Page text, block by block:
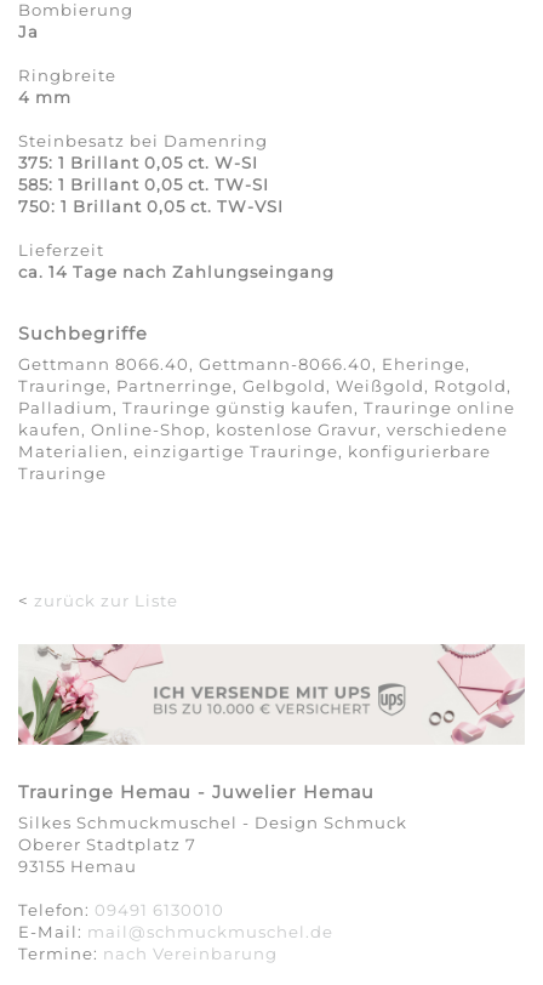
Bombierung
Ja
Ringbreite
4 mm
Steinbesatz bei Damenring
375: 1 Brillant 0,05 ct. W-SI
585: 1 Brillant 0,05 ct. TW-SI
750: 1 Brillant 0,05 ct. TW-VSI
Lieferzeit
ca. 14 Tage nach Zahlungseingang
Suchbegriffe
Gettmann 8066.40, Gettmann-8066.40, Eheringe,
Trauringe, Partnerringe, Gelbgold, Weißgold, Rotgold,
Palladium, Trauringe günstig kaufen, Trauringe online
kaufen, Online-Shop, kostenlose Gravur, verschiedene
Materialien, einzigartige Trauringe, konfigurierbare
Trauringe
< zurück zur Liste
Trauringe Hemau - Juwelier Hemau
Silkes Schmuckmuschel - Design Schmuck
Oberer Stadtplatz 7
93155 Hemau
Telefon: 09491 6130010
E-Mail: mail@schmuckmuschel.de
Termine: nach Vereinbarung​​​​​​​